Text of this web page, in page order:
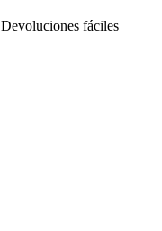
Devoluciones fáciles